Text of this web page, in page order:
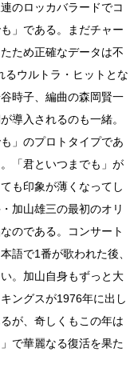
のロッカバラードでコ
」である。まだチャー
ため正確なデータは不
るウルトラ・ヒットとな
時子、編曲の森岡賢一
導入されるのも一緒。
」のプロトタイプであ
「君といつまでも」が
も印象が薄くなってし
加山雄三の最初のオリ
のである。コンサート
語で1番が歌われた後、
。加山自身もずっと大
ングスが1976年に出し
が、奇しくもこの年は
で華麗なる復活を果た